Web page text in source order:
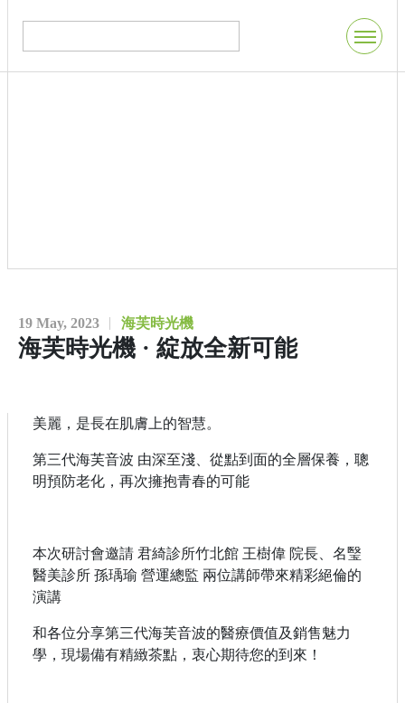
19 May, 2023 海芙時光機
海芙時光機 · 綻放全新可能
美麗，是長在肌膚上的智慧。
第三代海芙音波 由深至淺、從點到面的全層保養，聰
明預防老化，再次擁抱青春的可能
本次研討會邀請 君綺診所竹北館 王樹偉 院長、名瑿
醫美診所 孫瑀瑜 營運總監 兩位講師帶來精彩絕倫的
演講
和各位分享第三代海芙音波的醫療價值及銷售魅力
學，現場備有精緻茶點，衷心期待您的到來！